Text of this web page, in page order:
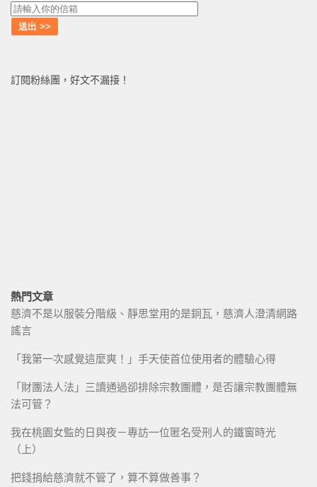
訂閱粉絲團，好文不漏接！
熱門文章
慈濟不是以服裝分階級、靜思堂用的是銅瓦，慈濟人澄清網路
謠言
「我第一次感覺這麼爽！」手天使首位使用者的體驗心得
「財團法人法」三讀通過卻排除宗教團體，是否讓宗教團體無
法可管？
我在桃園女監的日與夜－專訪一位匿名受刑人的鐵窗時光
（上）
把錢捐給慈濟就不管了，算不算做善事？